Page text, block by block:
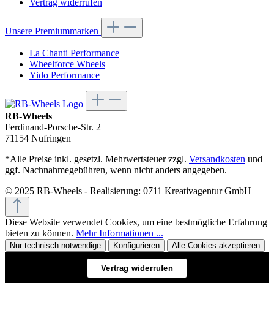
Vertrag widerrufen
Unsere Premiummarken
La Chanti Performance
Wheelforce Wheels
Yido Performance
RB-Wheels
Ferdinand-Porsche-Str. 2
71154 Nufringen
*Alle Preise inkl. gesetzl. Mehrwertsteuer zzgl. Versandkosten und
ggf. Nachnahmegebühren, wenn nicht anders angegeben.
© 2025 RB-Wheels - Realisierung: 0711 Kreativagentur GmbH
Diese Website verwendet Cookies, um eine bestmögliche Erfahrung
bieten zu können. Mehr Informationen ...
Nur technisch notwendige Konfigurieren Alle Cookies akzeptieren
Vertrag widerrufen